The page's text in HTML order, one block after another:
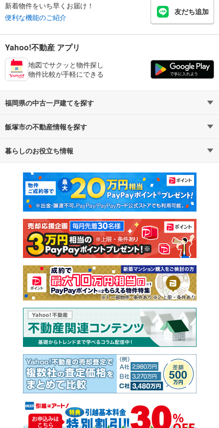
新着物件をいち早くお届け！
便利な機能のご紹介
友だち追加
Yahoo!不動産 アプリ
地図でサクッと物件探し
物件比較が手軽にできる
福岡県の中古一戸建てを探す
路線・駅から探す
通勤・通学時間から探す
飯塚市の不動産情報を探す
不動産・住宅
新築マンション 中古マンション
新築一戸建て 中古一戸建て
注文住宅 土地
売却査定
暮らしのお役立ち情報
マンションカタログ 教えて！住まいの先生